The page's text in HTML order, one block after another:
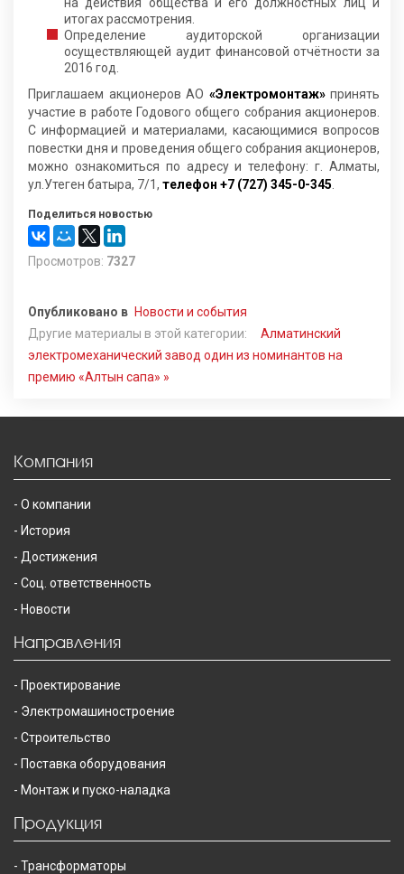
на действия общества и его должностных лиц и
итогах рассмотрения.
Определение аудиторской организации
осуществляющей аудит финансовой отчётности за
2016 год.
Приглашаем акционеров АО «Электромонтаж»принять
участие в работе Годового общего собрания акционеров.
С информацией и материалами, касающимися вопросов
повестки дня и проведения общего собрания акционеров,
можно ознакомиться по адресу и телефону: г. Алматы,
ул.Утеген батыра, 7/1, телефон +7 (727) 345-0-345.
Поделиться новостью
Просмотров: 7327
Опубликовано в Новости и события
Другие материалы в этой категории:
Алматинский
электромеханический завод один из номинантов на
премию «Алтын сапа» »
Компания
О компании
История
Достижения
Соц. ответственность
Новости
Направления
Проектирование
Электромашиностроение
Строительство
Поставка оборудования
Монтаж и пуско-наладка
Продукция
Трансформаторы